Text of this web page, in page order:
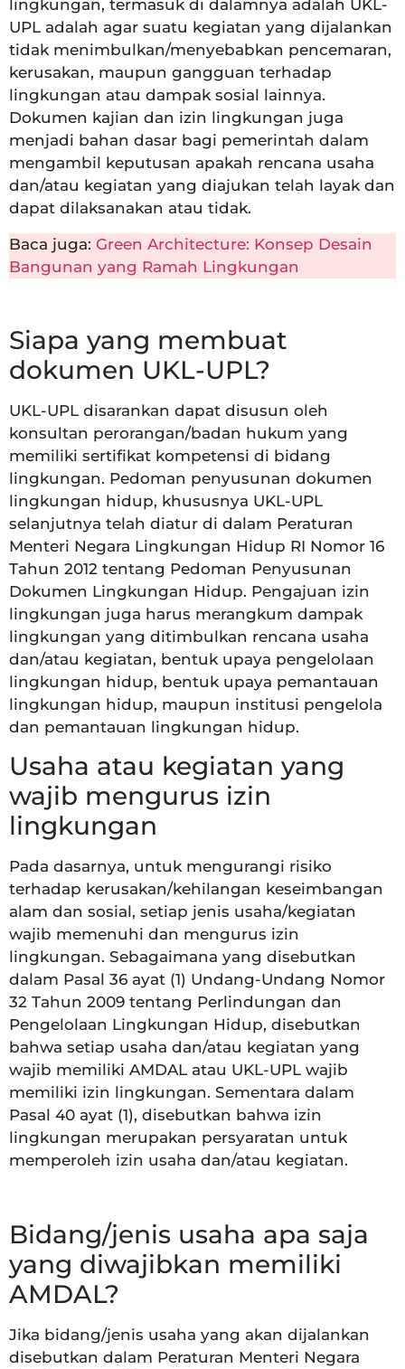
lingkungan, termasuk di dalamnya adalah UKL-
UPL adalah agar suatu kegiatan yang dijalankan
tidak menimbulkan/menyebabkan pencemaran,
kerusakan, maupun gangguan terhadap
lingkungan atau dampak sosial lainnya.
Dokumen kajian dan izin lingkungan juga
menjadi bahan dasar bagi pemerintah dalam
mengambil keputusan apakah rencana usaha
dan/atau kegiatan yang diajukan telah layak dan
dapat dilaksanakan atau tidak.
Baca juga: Green Architecture: Konsep Desain
Bangunan yang Ramah Lingkungan
Siapa yang membuat
dokumen UKL-UPL?
UKL-UPL disarankan dapat disusun oleh
konsultan perorangan/badan hukum yang
memiliki sertifikat kompetensi di bidang
lingkungan. Pedoman penyusunan dokumen
lingkungan hidup, khususnya UKL-UPL
selanjutnya telah diatur di dalam Peraturan
Menteri Negara Lingkungan Hidup RI Nomor 16
Tahun 2012 tentang Pedoman Penyusunan
Dokumen Lingkungan Hidup. Pengajuan izin
lingkungan juga harus merangkum dampak
lingkungan yang ditimbulkan rencana usaha
dan/atau kegiatan, bentuk upaya pengelolaan
lingkungan hidup, bentuk upaya pemantauan
lingkungan hidup, maupun institusi pengelola
dan pemantauan lingkungan hidup.
Usaha atau kegiatan yang
wajib mengurus izin
lingkungan
Pada dasarnya, untuk mengurangi risiko
terhadap kerusakan/kehilangan keseimbangan
alam dan sosial, setiap jenis usaha/kegiatan
wajib memenuhi dan mengurus izin
lingkungan. Sebagaimana yang disebutkan
dalam Pasal 36 ayat (1) Undang-Undang Nomor
32 Tahun 2009 tentang Perlindungan dan
Pengelolaan Lingkungan Hidup, disebutkan
bahwa setiap usaha dan/atau kegiatan yang
wajib memiliki AMDAL atau UKL-UPL wajib
memiliki izin lingkungan. Sementara dalam
Pasal 40 ayat (1), disebutkan bahwa izin
lingkungan merupakan persyaratan untuk
memperoleh izin usaha dan/atau kegiatan.
Bidang/jenis usaha apa saja
yang diwajibkan memiliki
AMDAL?
Jika bidang/jenis usaha yang akan dijalankan
disebutkan dalam Peraturan Menteri Negara